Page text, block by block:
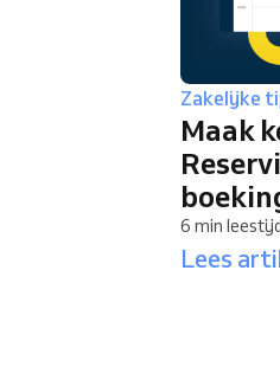
Zakelijke
Maak
6 min
Lees